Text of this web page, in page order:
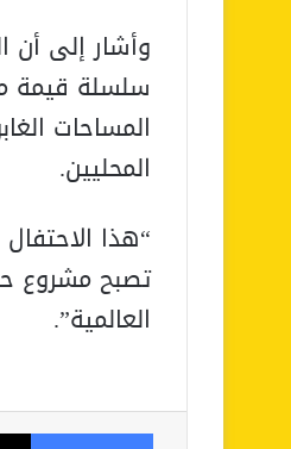
وأشار إلى أن
سلسلة قيمة
المساحات
المحليين.
“هذا
تصبح مشروع
العالمية”.
فيسبوك